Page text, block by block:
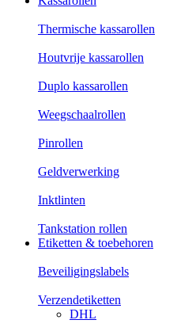
Thermische kassarollen
Houtvrije kassarollen
Duplo kassarollen
Weegschaalrollen
Pinrollen
Geldverwerking
Inktlinten
Tankstation rollen
Etiketten & toebehoren
Beveiligingslabels
Verzendetiketten
DHL